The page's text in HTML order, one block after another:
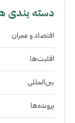
دسته بندی
اقتصاد و عمران
اقلیت‌ها
بین‌المللی
پرونده‌ها